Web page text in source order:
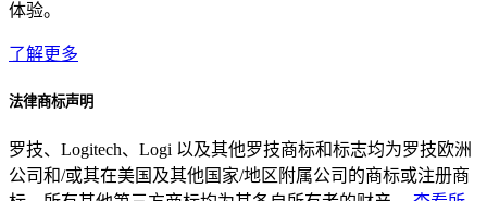
体验。
了解更多
法律商标声明
罗技、Logitech、Logi 以及其他罗技商标和标志均为罗技欧洲
公司和/或其在美国及其他国家/地区附属公司的商标或注册商